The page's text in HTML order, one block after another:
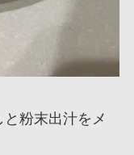
粉末出汁をメ